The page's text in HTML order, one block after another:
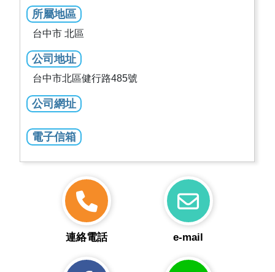
所屬地區
台中市 北區
公司地址
台中市北區健行路485號
公司網址
電子信箱
連絡電話 e-mail